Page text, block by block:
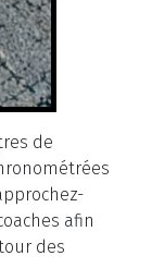
de
afin
des